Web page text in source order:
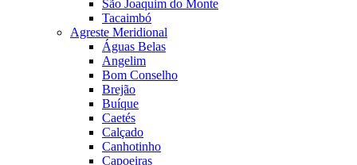
São Joaquim do Monte
Tacaimbó
Agreste Meridional
Águas Belas
Angelim
Bom Conselho
Brejão
Buíque
Caetés
Calçado
Canhotinho
Capoeiras